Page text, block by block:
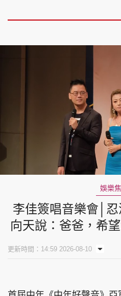
Loaded
8.75%
娛樂
李佳簽唱音樂會│忍
向天說：爸爸，希
更新時間：14:59 2026-08-10